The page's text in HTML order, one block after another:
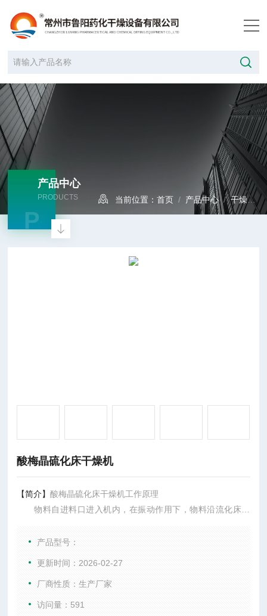
产品中心
PRODUCTS
P
当前位置：首页 / 产品中心/干燥设备
酸梅晶硫化床干燥机
【简介】酸梅晶硫化床干燥机工作原理
物料自进料口进入机内，在振动作用下，物料沿流化床水
进行热质后，湿空气经旋风分离器除尘后由排风口排出，干燥
产品型号：
更新时间：2026-02-27
厂商性质：生产厂家
访问量：591